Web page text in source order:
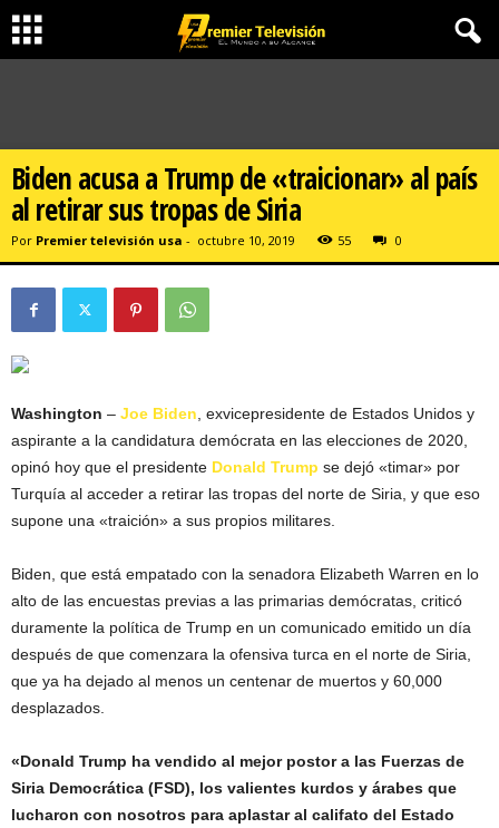
Biden acusa a Trump de «traicionar» al país
al retirar sus tropas de Siria
Por Premier televisión usa - octubre 10, 2019 55 0
Washington – Joe Biden , exvicepresidente de Estados Unidos y
aspirante a la candidatura demócrata en las elecciones de 2020,
opinó hoy que el presidente Donald Trump se dejó «timar» por
Turquía al acceder a retirar las tropas del norte de Siria, y que eso
supone una «traición» a sus propios militares.
Biden, que está empatado con la senadora Elizabeth Warren en lo
alto de las encuestas previas a las primarias demócratas, criticó
duramente la política de Trump en un comunicado emitido un día
después de que comenzara la ofensiva turca en el norte de Siria,
que ya ha dejado al menos un centenar de muertos y 60,000
desplazados.
«Donald Trump ha vendido al mejor postor a las Fuerzas de
Siria Democrática (FSD), los valientes kurdos y árabes que
lucharon con nosotros para aplastar al califato del Estado